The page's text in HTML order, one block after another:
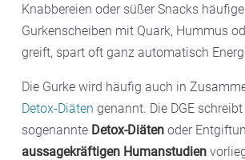
Knabbereien oder süßer Snacks
Gurkenscheiben mit Quark, Hummus
greift, spart oft ganz automatisch
Die Gurke wird häufig auch in
Detox-Diäten genannt. Die DGE
sogenannte Detox-Diäten oder
aussagekräftigen Humanstudien